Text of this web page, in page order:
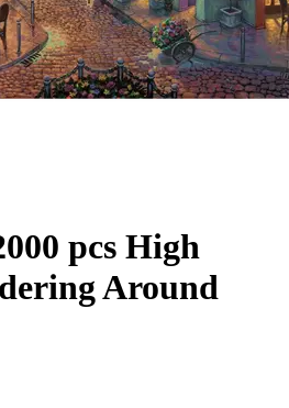
pcs High
Around